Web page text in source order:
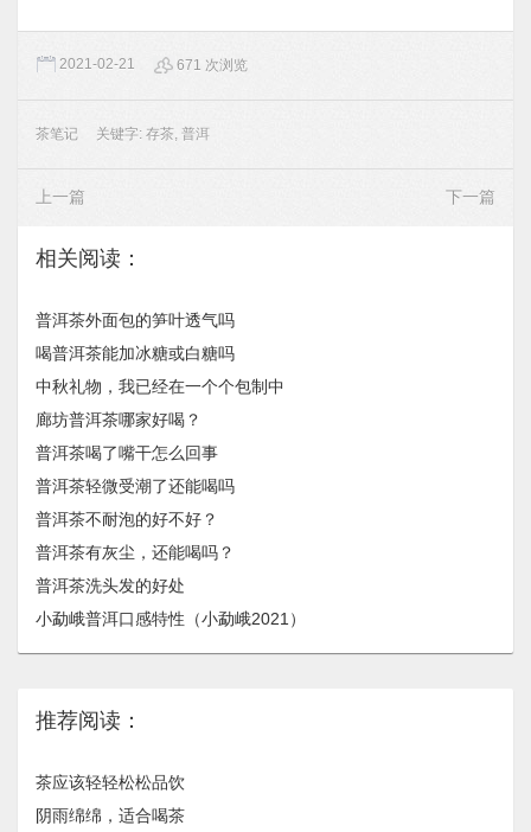
2021-02-21 671 次浏览
茶笔记 关键字: 存茶 普洱
上一篇 下一篇
相关阅读：
普洱茶外面包的笋叶透气吗
喝普洱茶能加冰糖或白糖吗
中秋礼物，我已经在一个个包制中
廊坊普洱茶哪家好喝？
普洱茶喝了嘴干怎么回事
普洱茶轻微受潮了还能喝吗
普洱茶不耐泡的好不好？
普洱茶有灰尘，还能喝吗？
普洱茶洗头发的好处
小勐峨普洱口感特性（小勐峨2021）
推荐阅读：
茶应该轻轻松松品饮
阴雨绵绵，适合喝茶